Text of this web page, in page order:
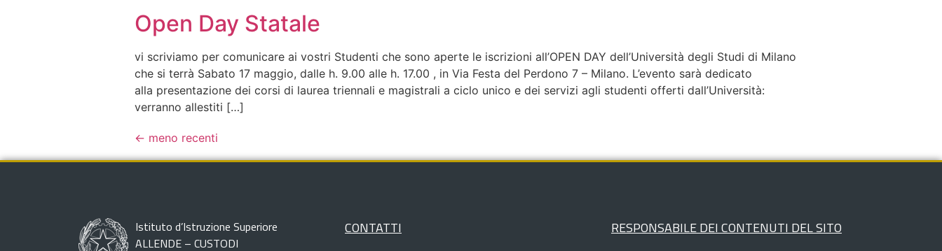
Open Day Statale
vi scriviamo per comunicare ai vostri Studenti che sono aperte le iscrizioni all’OPEN DAY dell’Università degli Studi di Milano
che si terrà Sabato 17 maggio, dalle h. 9.00 alle h. 17.00 , in Via Festa del Perdono 7 – Milano. L’evento sarà dedicato
alla presentazione dei corsi di laurea triennali e magistrali a ciclo unico e dei servizi agli studenti offerti dall’Università:
verranno allestiti […]
← meno recenti
Istituto d’Istruzione Superiore
ALLENDE – CUSTODI
CONTATTI RESPONSABILE DEI CONTENUTI DEL SITO